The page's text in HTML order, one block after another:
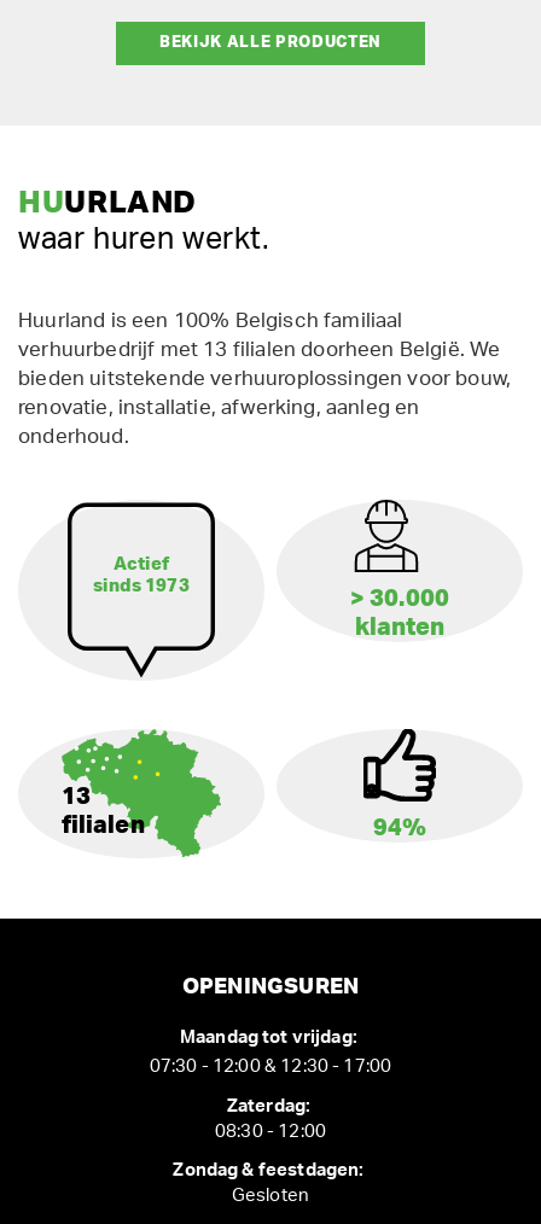
BEKIJK ALLE PRODUCTEN
HUURLAND
waar huren werkt.
Huurland is een 100% Belgisch familiaal
verhuurbedrijf met 13 filialen doorheen België. We
bieden uitstekende verhuuroplossingen voor bouw,
renovatie, installatie, afwerking, aanleg en
onderhoud.
Actief
sinds 1973
> 30.000
klanten
13
filialen
94%
OPENINGSUREN
Maandag tot vrijdag:
07:30 - 12:00 & 12:30 - 17:00
Zaterdag:
08:30 - 12:00
Zondag & feestdagen:
Gesloten